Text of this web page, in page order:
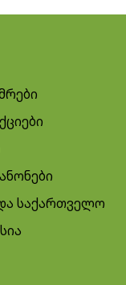
საქართველო